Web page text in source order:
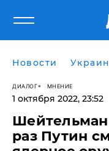
Новости
ДИАЛОГ МНЕНИЕ
1 октября 2022, 23:52
Шейтельман
раз Путин